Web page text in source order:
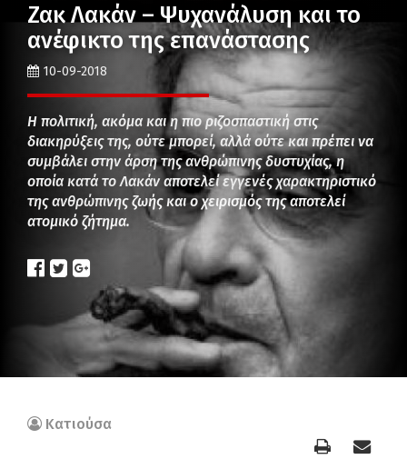
Ζακ Λακάν – Ψυχανάλυση και το
ανέφικτο της επανάστασης
10-09-2018
Η πολιτική, ακόμα και η πιο ριζοσπαστική στις
διακηρύξεις της, ούτε μπορεί, αλλά ούτε και πρέπει να
συμβάλει στην άρση της ανθρώπινης δυστυχίας, η
οποία κατά το Λακάν αποτελεί εγγενές χαρακτηριστικό
της ανθρώπινης ζωής και ο χειρισμός της αποτελεί
ατομικό ζήτημα.
Κατιούσα